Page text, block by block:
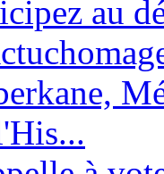
au